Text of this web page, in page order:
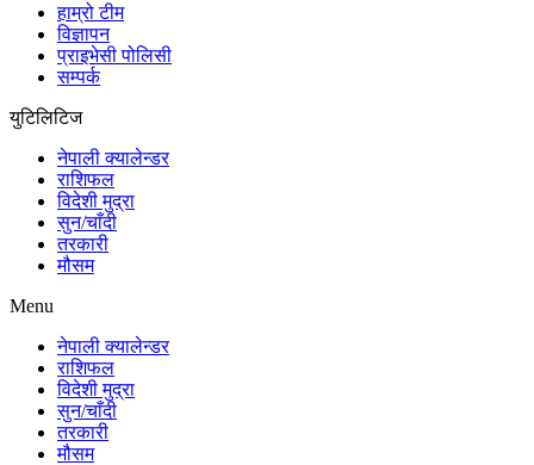
हाम्रो टीम
विज्ञापन
प्राइभेसी पोलिसी
सम्पर्क
युटिलिटिज
नेपाली क्यालेन्डर
राशिफल
विदेशी मुद्रा
सुन/चाँदी
तरकारी
मौसम
Menu
नेपाली क्यालेन्डर
राशिफल
विदेशी मुद्रा
सुन/चाँदी
तरकारी
मौसम